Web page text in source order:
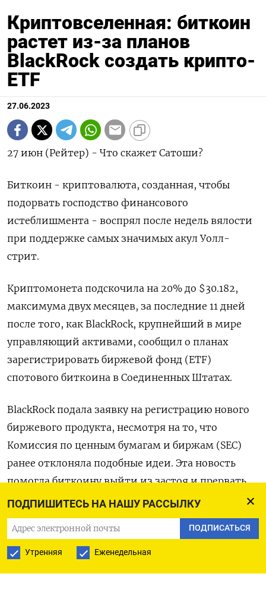
ПОДПИШИТЕСЬ НА НАШУ РАССЫЛКУ
ПОДПИСАТЬСЯ
Утренняя Еженедельная
Криптовселенная: биткоин
растет из-за планов
BlackRock создать крипто-
ETF
27.06.2023
27 июн (Рейтер) - Что скажет Сатоши?
Биткоин - криптовалюта, созданная, чтобы
подорвать господство финансового
истеблишмента - воспрял после недель вялости
при поддержке самых значимых акул Уолл-
стрит.
Криптомонета подскочила на 20% до $30.182,
максимума двух месяцев, за последние 11 дней
после того, как BlackRock, крупнейший в мире
управляющий активами, сообщил о планах
зарегистрировать биржевой фонд (ETF)
спотового биткоина в Соединенных Штатах.
BlackRock подала заявку на регистрацию нового
биржевого продукта, несмотря на то, что
Комиссия по ценным бумагам и биржам (SEC)
ранее отклоняла подобные идеи. Эта новость
помогла биткоину выйти из застоя и прервать
двухнедельную полосу снижений.
Дитя Сатоши Накамото воспряло духом с
появлением перспективы создания ETF,